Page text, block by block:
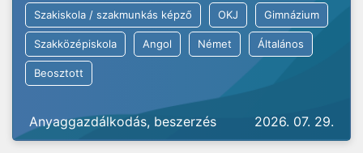
Szakiskola / szakmunkás képző OKJ Gimnázium
Szakközépiskola Angol Német Általános
Beosztott
Anyaggazdálkodás, beszerzés 2026. 07. 29.